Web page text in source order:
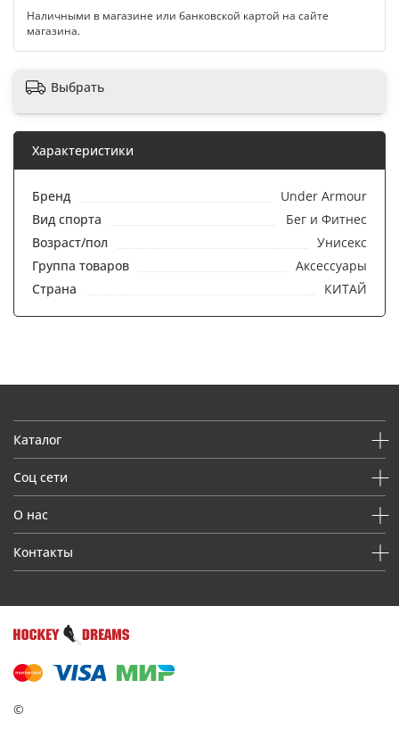
Наличными в магазине или банковской картой на сайте
магазина.
Выбрать
Характеристики
Бренд
Under Armour
Вид спорта
Бег и Фитнес
Возраст/пол
Унисекс
Группа товаров
Аксессуары
Страна
КИТАЙ
Каталог
Соц сети
О нас
Контакты
©